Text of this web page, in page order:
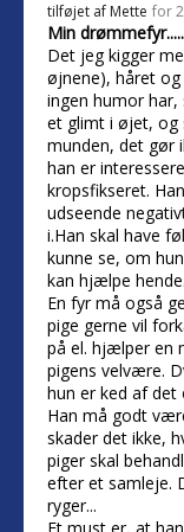
tilføjet af Mette for
Min drømmefyr.....
Det jeg kigger
øjnene), håret
ingen humor
et glimt i øjet,
munden, det gør
han er
kropsfikseret.
udseende
i.Han skal have
kunne se, om
kan hjælpe hende.
En fyr må også
pige gerne vil
på el. hjælper en
pigens velvære.
hun er ked af det
Han må godt
skader det ikke,
piger skal
efter et samleje.
ryger...